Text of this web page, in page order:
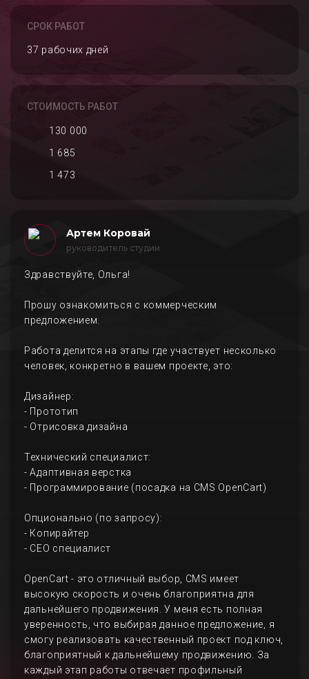
СРОК РАБОТ
37 рабочих дней
СТОИМОСТЬ РАБОТ
130 000
1 685
1 473
Артем Коровай
руководитель студии
Здравствуйте, Ольга!
Прошу ознакомиться с коммерческим
предложением.
Работа делится на этапы где участвует несколько
человек, конкретно в вашем проекте, это:
Дизайнер:
- Прототип
- Отрисовка дизайна
Технический специалист:
- Адаптивная верстка
- Программирование (посадка на CMS OpenCart)
Опционально (по запросу):
- Копирайтер
- СЕО специалист
OpenCart - это отличный выбор, CMS имеет
высокую скорость и очень благоприятна для
дальнейшего продвижения. У меня есть полная
уверенность, что выбирая данное предложение, я
смогу реализовать качественный проект под ключ,
благоприятный к дальнейшему продвижению. За
каждый этап работы отвечает профильный